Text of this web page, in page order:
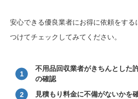
安心できる優良業者にお得に依頼をする
つけてチェックしてみてください。
不用品回収業者がきちんとした
の確認
見積もり料金に不備がないかを